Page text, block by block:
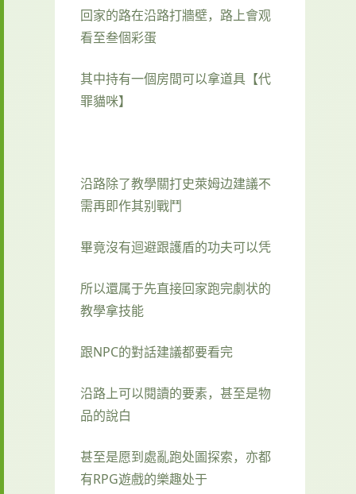
回家的路在沿路打牆壁，路上會观
看至叁個彩蛋
其中持有一個房間可以拿道具【代
罪貓咪】
沿路除了教學關打史萊姆边建議不
需再即作其别戰鬥
畢竟沒有迴避跟護盾的功夫可以凭
所以還属于先直接回家跑完劇状的
教學拿技能
跟NPC的對話建議都要看完
沿路上可以閱讀的要素，甚至是物
品的說白
甚至是愿到處亂跑处圖探索，亦都
有RPG遊戲的樂趣处于